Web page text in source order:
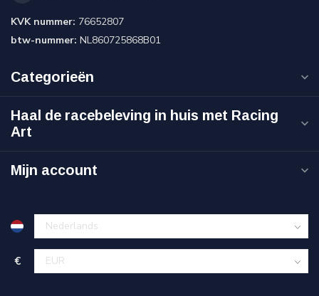
KVK nummer: 76652807
btw-nummer: NL860725868B01
Categorieën
Haal de racebeleving in huis met Racing
Art
Mijn account
€